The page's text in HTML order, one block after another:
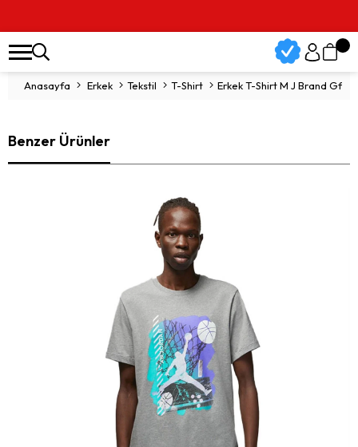
Anasayfa Erkek Tekstil T-Shirt Erkek T-Shirt M J Brand Gfx
Benzer Ürünler